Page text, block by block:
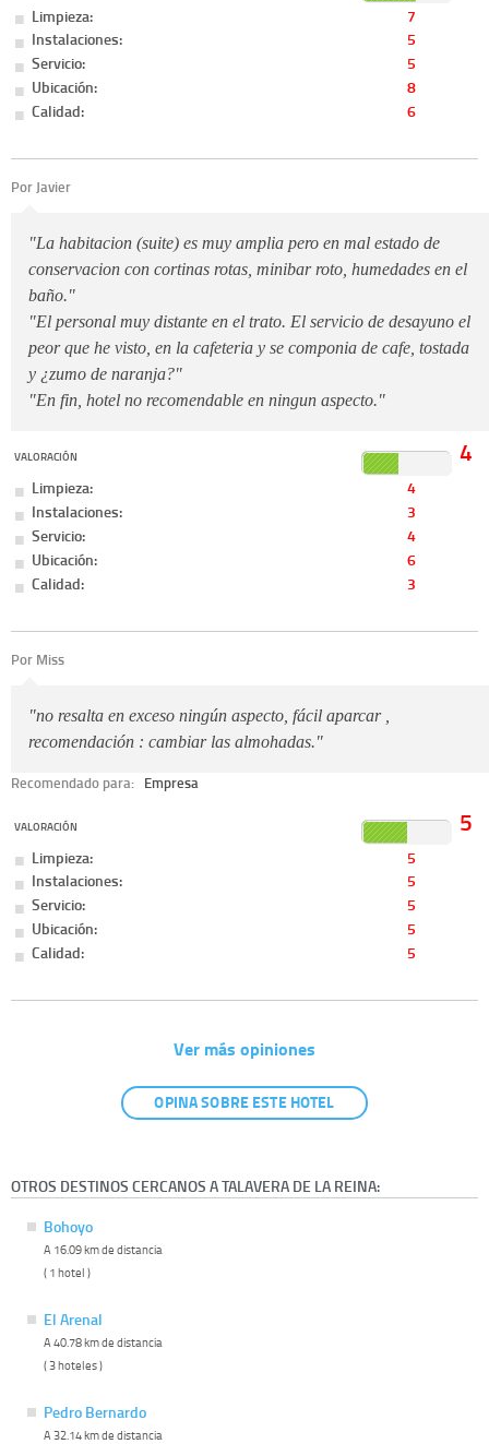
Limpieza:
7
Instalaciones:
5
Servicio:
5
Ubicación:
8
Calidad:
6
Por Javier
"La habitacion (suite) es muy amplia pero en mal estado de
conservacion con cortinas rotas, minibar roto, humedades en el
baño."
"El personal muy distante en el trato. El servicio de desayuno el
peor que he visto, en la cafeteria y se componia de cafe, tostada
y ¿zumo de naranja?"
"En fin, hotel no recomendable en ningun aspecto."
VALORACIÓN 4
Limpieza:
4
Instalaciones:
3
Servicio:
4
Ubicación:
6
Calidad:
3
Por Miss
"no resalta en exceso ningún aspecto, fácil aparcar ,
recomendación : cambiar las almohadas."
Recomendado para: Empresa
VALORACIÓN 5
Limpieza:
5
Instalaciones:
5
Servicio:
5
Ubicación:
5
Calidad:
5
Ver más opiniones
OPINA SOBRE ESTE HOTEL
OTROS DESTINOS CERCANOS A TALAVERA DE LA REINA:
Bohoyo
A 16.09 km de distancia
( 1 hotel )
El Arenal
A 40.78 km de distancia
( 3 hoteles )
Pedro Bernardo
A 32.14 km de distancia